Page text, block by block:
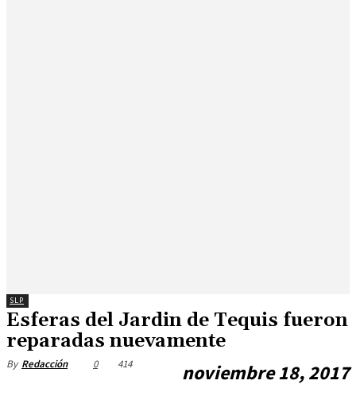
SLP
Esferas del Jardin de Tequis fueron
reparadas nuevamente
By Redacción noviembre 18, 2017
0 414